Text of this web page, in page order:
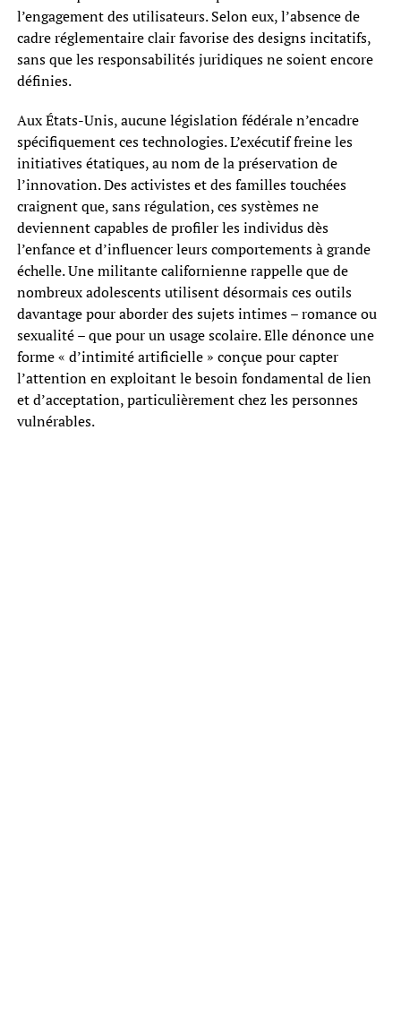
l’engagement des utilisateurs. Selon eux, l’absence de
cadre réglementaire clair favorise des designs incitatifs,
sans que les responsabilités juridiques ne soient encore
définies.
Aux États-Unis, aucune législation fédérale n’encadre
spécifiquement ces technologies. L’exécutif freine les
initiatives étatiques, au nom de la préservation de
l’innovation. Des activistes et des familles touchées
craignent que, sans régulation, ces systèmes ne
deviennent capables de profiler les individus dès
l’enfance et d’influencer leurs comportements à grande
échelle. Une militante californienne rappelle que de
nombreux adolescents utilisent désormais ces outils
davantage pour aborder des sujets intimes – romance ou
sexualité – que pour un usage scolaire. Elle dénonce une
forme « d’intimité artificielle » conçue pour capter
l’attention en exploitant le besoin fondamental de lien
et d’acceptation, particulièrement chez les personnes
vulnérables.